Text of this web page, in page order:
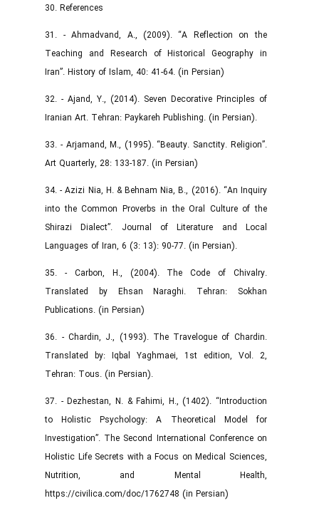
30. References
31. - Ahmadvand, A., (2009). “A Reflection on the
Teaching and Research of Historical Geography in
Iran”. History of Islam, 40: 41-64. (in Persian)
32. - Ajand, Y., (2014). Seven Decorative Principles of
Iranian Art. Tehran: Paykareh Publishing. (in Persian).
33. - Arjamand, M., (1995). “Beauty. Sanctity. Religion”.
Art Quarterly, 28: 133-187. (in Persian)
34. - Azizi Nia, H. & Behnam Nia, B., (2016). “An Inquiry
into the Common Proverbs in the Oral Culture of the
Shirazi Dialect”. Journal of Literature and Local
Languages of Iran, 6 (3: 13): 90-77. (in Persian).
35. - Carbon, H., (2004). The Code of Chivalry.
Translated by Ehsan Naraghi. Tehran: Sokhan
Publications. (in Persian)
36. - Chardin, J., (1993). The Travelogue of Chardin.
Translated by: Iqbal Yaghmaei, 1st edition, Vol. 2,
Tehran: Tous. (in Persian).
37. - Dezhestan, N. & Fahimi, H., (1402). “Introduction
to Holistic Psychology: A Theoretical Model for
Investigation”. The Second International Conference on
Holistic Life Secrets with a Focus on Medical Sciences,
Nutrition, and Mental Health,
https://civilica.com/doc/1762748 (in Persian)